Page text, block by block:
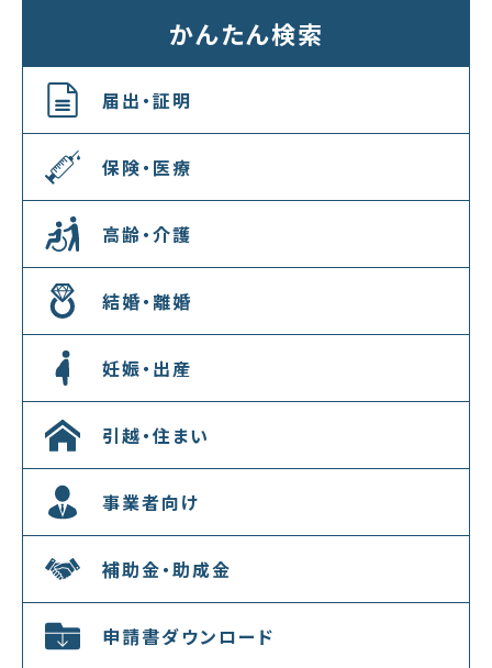
かんたん検索
届出・証明
保険・医療
高齢・介護
結婚・離婚
妊娠・出産
引越・住まい
事業者向け
補助金・助成金
申請書ダウンロード